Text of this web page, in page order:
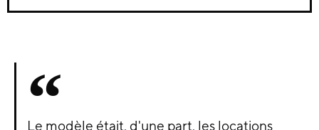
Le modèle était, d'une part, les locations